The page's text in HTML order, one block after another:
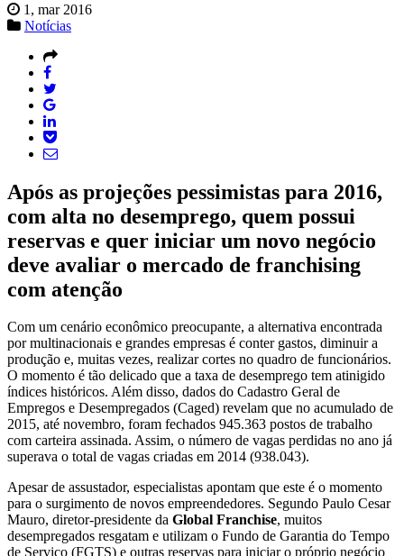
1, mar 2016
Notícias
Após as projeções pessimistas para 2016,
com alta no desemprego, quem possui
reservas e quer iniciar um novo negócio
deve avaliar o mercado de franchising
com atenção
Com um cenário econômico preocupante, a alternativa encontrada
por multinacionais e grandes empresas é conter gastos, diminuir a
produção e, muitas vezes, realizar cortes no quadro de funcionários.
O momento é tão delicado que a taxa de desemprego tem atinigido
índices históricos. Além disso, dados do Cadastro Geral de
Empregos e Desempregados (Caged) revelam que no acumulado de
2015, até novembro, foram fechados 945.363 postos de trabalho
com carteira assinada. Assim, o número de vagas perdidas no ano já
superava o total de vagas criadas em 2014 (938.043).
Apesar de assustador, especialistas apontam que este é o momento
para o surgimento de novos empreendedores. Segundo Paulo Cesar
Mauro, diretor-presidente da Global Franchise, muitos
desempregados resgatam e utilizam o Fundo de Garantia do Tempo
de Serviço (FGTS) e outras reservas para iniciar o próprio negócio